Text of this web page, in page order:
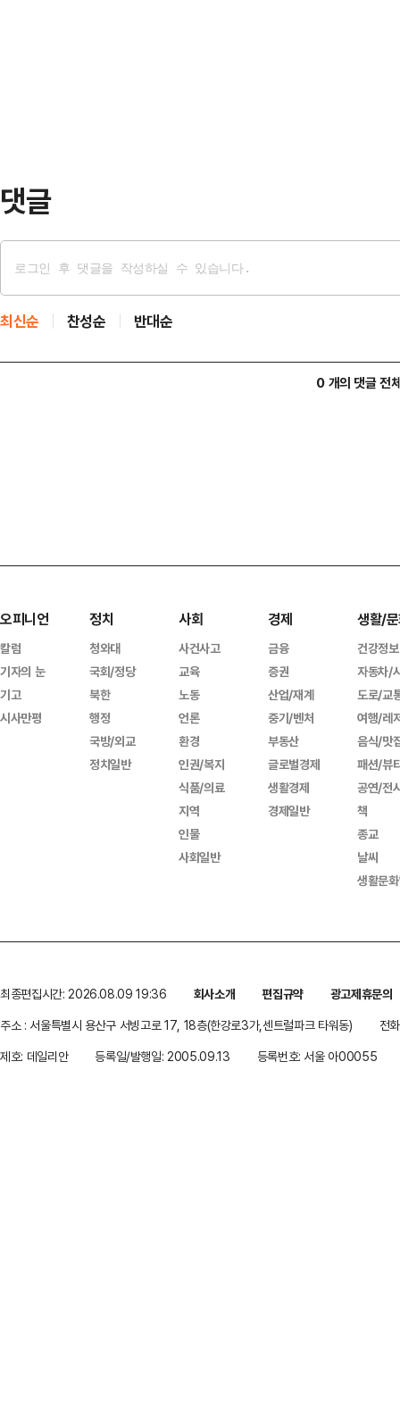
댓글
최신순 찬성순 반대순
0 개의 댓글 전
오피니언
칼럼
기자의 눈
기고
시사만평
정치
청와대
국회/정당
북한
행정
국방/외교
정치일반
사회
사건사고
교육
노동
언론
환경
인권/복지
식품/의료
지역
인물
사회일반
경제
금융
증권
산업/재계
중기/벤처
부동산
글로벌경제
생활경제
경제일반
생활/
건강정보
자동차/
도로/교
여행/레
음식/맛
패션/뷰
공연/전
책
종교
날씨
생활문
최종편집시간: 2026.08.09 19:36 회사소개 편집규약
광고제휴문의
주소 : 서울특별시 용산구 서빙고로 17, 18층(한강로3가,센트럴파크 타워동)
전
제호: 데일리안
등록일/발행일: 2005.09.13 등록번호: 서울 아00055